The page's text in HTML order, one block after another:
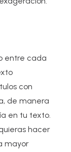
entre cada
con
de manera
en tu texto.
hacer
mayor